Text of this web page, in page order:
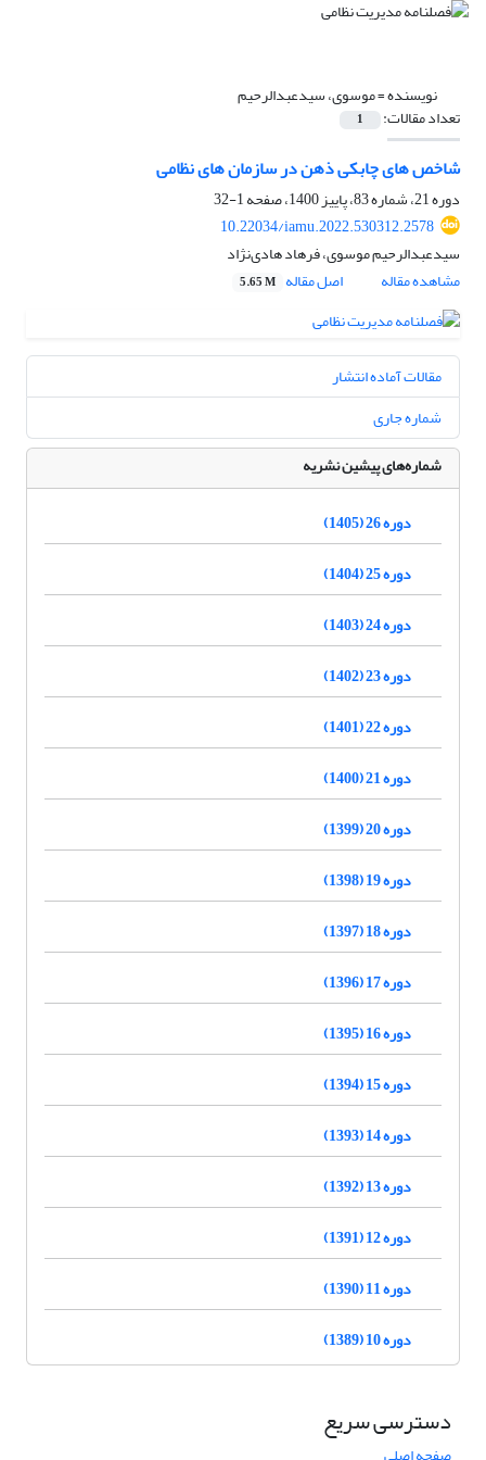
نویسنده =موسوی، سیدعبدالرحیم
تعداد مقالات: 1
شاخص های چابکی ذهن در سازمان های نظامی
دوره 21، شماره 83، پاییز 1400، صفحه
1-32
10.22034/iamu.2022.530312.2578
سیدعبدالرحیم موسوی، فرهاد هادی‌نژاد
مشاهده مقاله
اصل مقاله 5.65 M
مقالات آماده انتشار
شماره جاری
شماره‌های پیشین نشریه
دوره 26 (1405)
دوره 25 (1404)
دوره 24 (1403)
دوره 23 (1402)
دوره 22 (1401)
دوره 21 (1400)
دوره 20 (1399)
دوره 19 (1398)
دوره 18 (1397)
دوره 17 (1396)
دوره 16 (1395)
دوره 15 (1394)
دوره 14 (1393)
دوره 13 (1392)
دوره 12 (1391)
دوره 11 (1390)
دوره 10 (1389)
دسترسی سریع